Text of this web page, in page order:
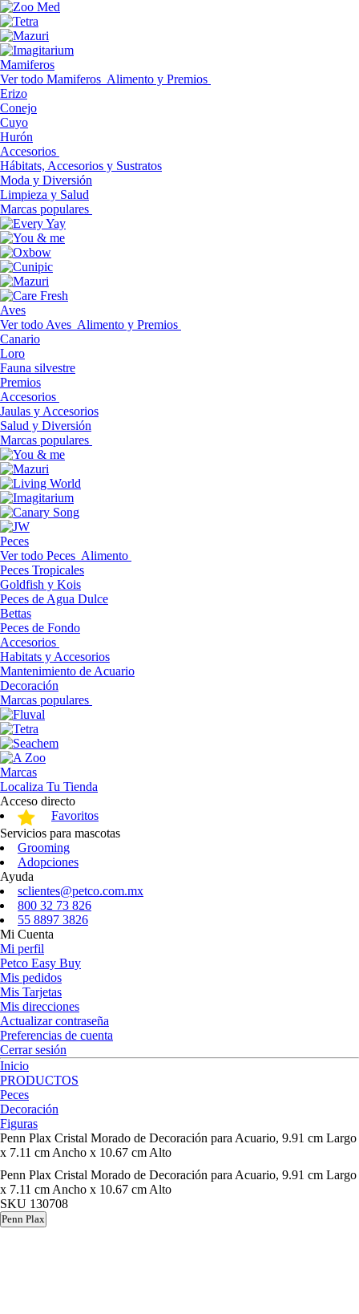
Mamiferos
Ver todo Mamiferos Alimento y Premios
Erizo
Conejo
Cuyo
Hurón
Accesorios
Hábitats, Accesorios y Sustratos
Moda y Diversión
Limpieza y Salud
Marcas populares
Aves
Ver todo Aves Alimento y Premios
Canario
Loro
Fauna silvestre
Premios
Accesorios
Jaulas y Accesorios
Salud y Diversión
Marcas populares
Peces
Ver todo Peces Alimento
Peces Tropicales
Goldfish y Kois
Peces de Agua Dulce
Bettas
Peces de Fondo
Accesorios
Habitats y Accesorios
Mantenimiento de Acuario
Decoración
Marcas populares
Marcas
Localiza Tu Tienda
Acceso directo
Favoritos
Servicios para mascotas
Grooming
Adopciones
Ayuda
sclientes@petco.com.mx
800 32 73 826
55 8897 3826
Mi Cuenta
Mi perfil
Petco Easy Buy
Mis pedidos
Mis Tarjetas
Mis direcciones
Actualizar contraseña
Preferencias de cuenta
Cerrar sesión
Inicio
PRODUCTOS
Peces
Decoración
Figuras
Penn Plax Cristal Morado de Decoración para Acuario, 9.91 cm Largo
x 7.11 cm Ancho x 10.67 cm Alto
Penn Plax Cristal Morado de Decoración para Acuario, 9.91 cm Largo
x 7.11 cm Ancho x 10.67 cm Alto
SKU 130708
Penn Plax